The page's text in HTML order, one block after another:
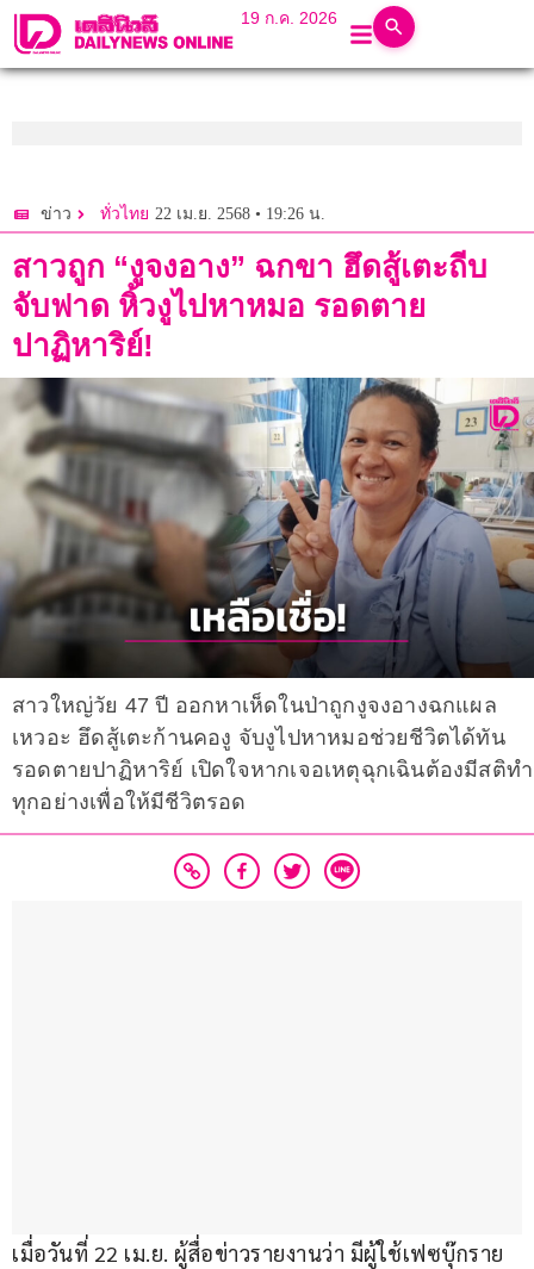
19 ก.ค. 2026
ข่าว ทั่วไทย 22 เม.ย. 2568 • 19:26 น.
สาวถูก “งูจงอาง” ฉกขา ฮึดสู้เตะถีบ
จับฟาด หิ้วงูไปหาหมอ รอดตาย
ปาฏิหาริย์!
สาวใหญ่วัย 47 ปี ออกหาเห็ดในป่าถูกงูจงอางฉกแผล
เหวอะ ฮึดสู้เตะก้านคองู จับงูไปหาหมอช่วยชีวิตได้ทัน
รอดตายปาฏิหาริย์ เปิดใจหากเจอเหตุฉุกเฉินต้องมีสติทำ
ทุกอย่างเพื่อให้มีชีวิตรอด
เมื่อวันที่ 22 เม.ย. ผู้สื่อข่าวรายงานว่า มีผู้ใช้เฟซบุ๊กราย